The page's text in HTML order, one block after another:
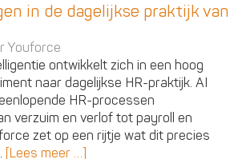
in de dagelijkse praktijk van
Youforce
ontwikkelt zich in een hoog
naar dagelijkse HR-praktijk. AI
HR-processen
verzuim en verlof tot payroll en
zet op een rijtje wat dit precies
[Lees meer …]